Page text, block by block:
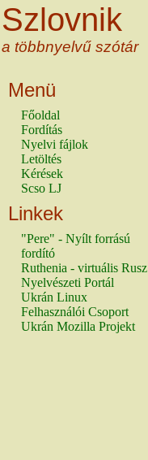
Szlovnik
a többnyelvű szótár
Menü
Főoldal
Fordítás
Nyelvi fájlok
Letöltés
Kérések
Scso LJ
Linkek
"Pere" - Nyílt forrású
fordító
Ruthenia - virtuális Rusz
Nyelvészeti Portál
Ukrán Linux
Felhasználói Csoport
Ukrán Mozilla Projekt